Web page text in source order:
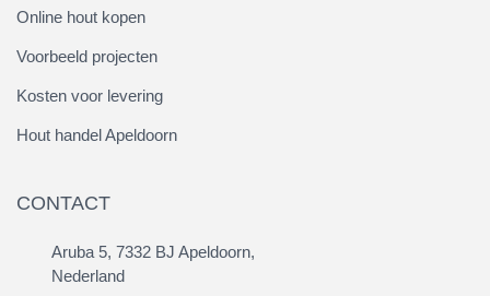
Online hout kopen
Voorbeeld projecten
Kosten voor levering
Hout handel Apeldoorn
CONTACT
Aruba 5, 7332 BJ Apeldoorn,
Nederland